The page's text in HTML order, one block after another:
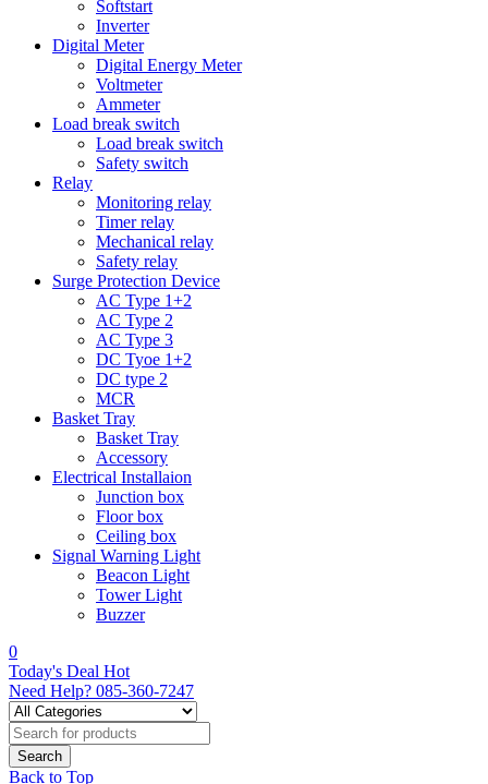
Softstart
Inverter
Digital Meter
Digital Energy Meter
Voltmeter
Ammeter
Load break switch
Load break switch
Safety switch
Relay
Monitoring relay
Timer relay
Mechanical relay
Safety relay
Surge Protection Device
AC Type 1+2
AC Type 2
AC Type 3
DC Tyoe 1+2
DC type 2
MCR
Basket Tray
Basket Tray
Accessory
Electrical Installaion
Junction box
Floor box
Ceiling box
Signal Warning Light
Beacon Light
Tower Light
Buzzer
0
Today's Deal Hot
Need Help? 085-360-7247
Back to Top